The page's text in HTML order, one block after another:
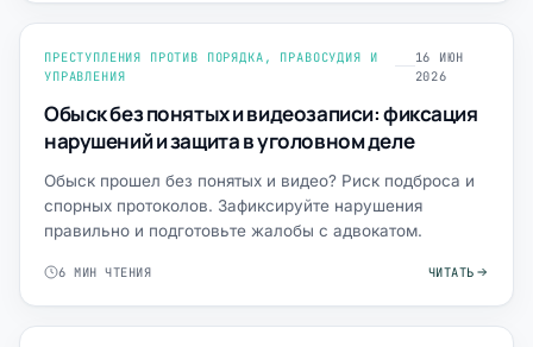
ПРЕСТУПЛЕНИЯ ПРОТИВ ПОРЯДКА, ПРАВОСУДИЯ И
УПРАВЛЕНИЯ
16 ИЮН
2026
Обыск без понятых и видеозаписи: фиксация
нарушений и защита в уголовном деле
Обыск прошел без понятых и видео? Риск подброса и
спорных протоколов. Зафиксируйте нарушения
правильно и подготовьте жалобы с адвокатом.
6 МИН ЧТЕНИЯ ЧИТАТЬ